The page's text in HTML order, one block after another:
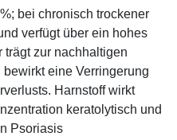
bei chronisch trockener
verfügt über ein hohes
trägt zur nachhaltigen
eine Verringerung
Harnstoff wirkt
keratolytisch und
Psoriasis